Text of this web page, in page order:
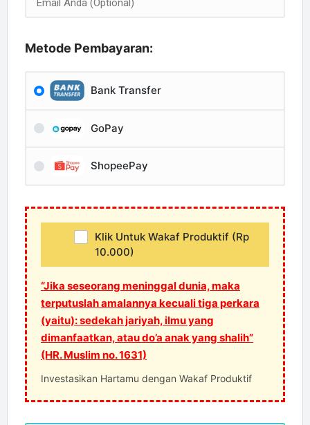
Metode Pembayaran:
Bank Transfer
GoPay
ShopeePay
Klik Untuk Wakaf Produktif (Rp
10.000)
“Jika seseorang meninggal dunia, maka
terputuslah amalannya kecuali tiga perkara
(yaitu): sedekah jariyah, ilmu yang
dimanfaatkan, atau do’a anak yang shalih”
(HR. Muslim no. 1631)
Investasikan Hartamu dengan Wakaf Produktif